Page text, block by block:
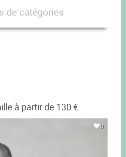
de catégories
à partir de 130 €
0